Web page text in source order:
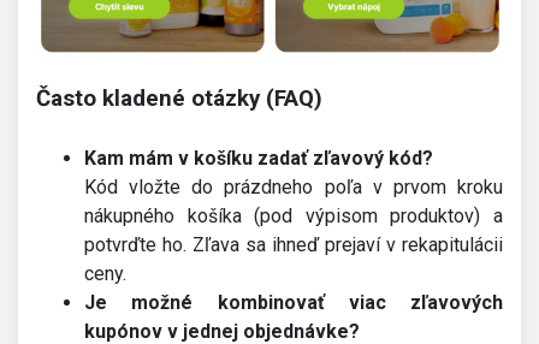
Často kladené otázky (FAQ)
Kam mám v košíku zadať zľavový kód?
Kód vložte do prázdneho poľa v prvom kroku
nákupného košíka (pod výpisom produktov) a
potvrďte ho. Zľava sa ihneď prejaví v rekapitulácii
ceny.
Je možné kombinovať viac zľavových
kupónov v jednej objednávke?